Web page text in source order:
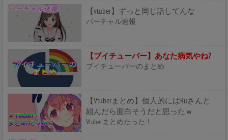
【vtuber】ずっと同じ話してんな
バーチャル速報
【ブイチューバー】あなた病気やね?
ブイチューバーのまとめ
【Vtuberまとめ】個人的にはRuさんと
組んだら面白そうだと思ったｗ
Vtuberまとめたった！